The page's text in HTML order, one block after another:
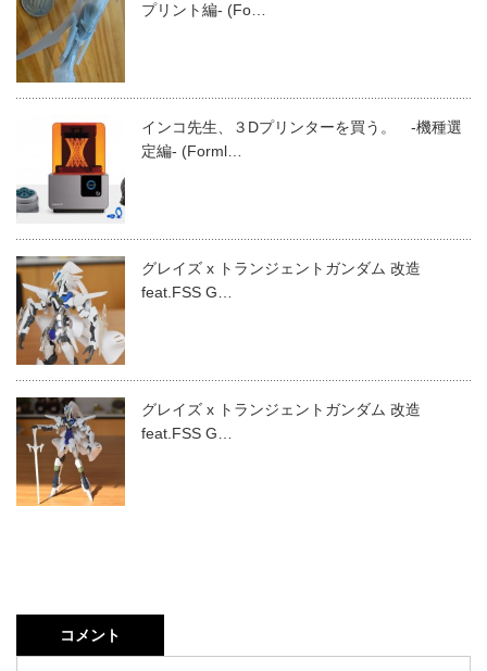
プリント編- (Fo…
インコ先生、３Dプリンターを買う。 -機種選
定編- (Forml…
グレイズ x トランジェントガンダム 改造
feat.FSS G…
グレイズ x トランジェントガンダム 改造
feat.FSS G…
コメント